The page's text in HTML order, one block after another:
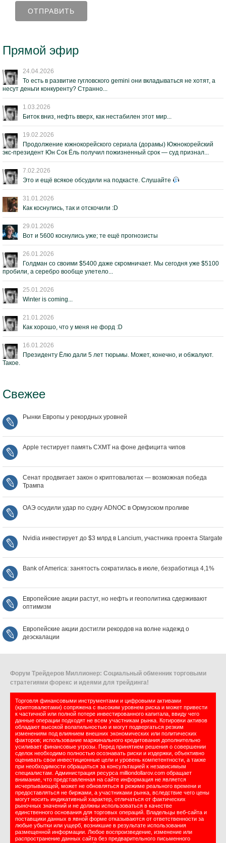
Прямой эфир
24.04.2026
То есть в развитие гугловского gemini они вкладываться не хотят, а
несут деньги конкуренту? Странно...
1.03.2026
Биток вниз, нефть вверх, как нестабилен этот мир...
19.02.2026
Продолжение южнокорейского сериала (дорамы) Южнокорейский
экс-президент Юн Сок Ёль получил пожизненный срок — суд признал...
7.02.2026
Это и ещё всякое обсудили на подкасте. Слушайте
31.01.2026
Как коснулись, так и отскочили :D
29.01.2026
Вот и 5600 коснулись уже; те ещё прогнозисты
26.01.2026
Голдман со своими $5400 даже скромничает. Мы сегодня уже $5100
пробили, а серебро вообще улетело...
25.01.2026
Winter is coming...
21.01.2026
Как хорошо, что у меня не форд :D
16.01.2026
Президенту Ёлю дали 5 лет тюрьмы. Может, конечно, и обжалуют.
Такое.
Свежее
Рынки Европы у рекордных уровней
Apple тестирует память CXMT на фоне дефицита чипов
Сенат продвигает закон о криптовалютах — возможная победа
Трампа
ОАЭ осудили удар по судну ADNOC в Ормузском проливе
Nvidia инвестирует до $3 млрд в Lancium, участника проекта Stargate
Bank of America: занятость сократилась в июле, безработица 4,1%
Европейские акции растут, но нефть и геополитика сдерживают
оптимизм
Европейские акции достигли рекордов на волне надежд о
деэскалации
Форум Трейдеров Миллионер: Социальный обменник торговыми
стратегиями форекс и идеями для трейдинга!
Торговля финансовыми инструментами и цифровыми активами
(криптовалютами) сопряжена с высоким уровнем риска и может привести
к частичной или полной потере инвестированного капитала, ввиду чего
данные операции подходят не всем участникам рынка. Котировки активов
обладают высокой волатильностью и могут подвергаться резким
изменениям под влиянием внешних экономических или политических
факторов; использование маржинального кредитования дополнительно
усиливает финансовые угрозы. Перед принятием решения о совершении
сделок необходимо полностью осознавать риски и издержки, объективно
оценивать свои инвестиционные цели и уровень компетентности, а также
при необходимости обращаться за консультацией к независимым
специалистам. Администрация ресурса milliondollarov.com обращает
внимание, что представленная на сайте информация не является
исчерпывающей, может не обновляться в режиме реального времени и
предоставляться не биржами, а участниками рынка, вследствие чего цены
могут носить индикативный характер, отличаться от фактических
рыночных значений и не должны использоваться в качестве
единственного основания для торговых операций. Владельцы веб-сайта и
поставщики данных в явной форме отказываются от ответственности за
любые убытки или ущерб, возникшие в результате использования
размещенной информации. Любое воспроизведение, изменение или
распространение данных сайта без предварительного письменного